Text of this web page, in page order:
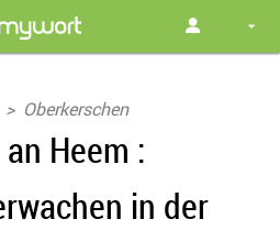
Oberkerschen
Heem :
in der